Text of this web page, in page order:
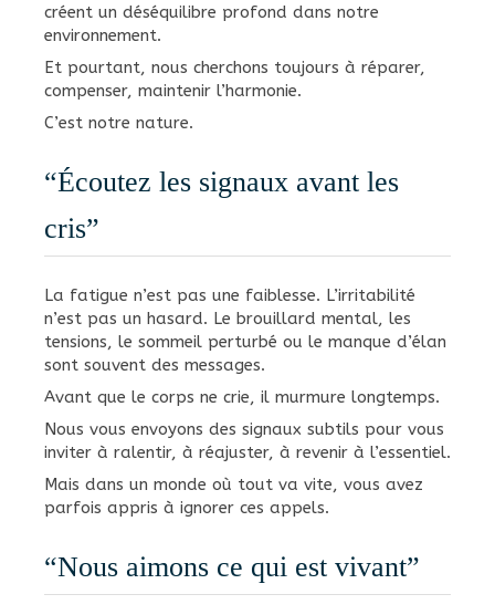
créent un déséquilibre profond dans notre
environnement.
Et pourtant, nous cherchons toujours à réparer,
compenser, maintenir l’harmonie.
C’est notre nature.
“Écoutez les signaux avant les
cris”
La fatigue n’est pas une faiblesse. L’irritabilité
n’est pas un hasard. Le brouillard mental, les
tensions, le sommeil perturbé ou le manque d’élan
sont souvent des messages.
Avant que le corps ne crie, il murmure longtemps.
Nous vous envoyons des signaux subtils pour vous
inviter à ralentir, à réajuster, à revenir à l’essentiel.
Mais dans un monde où tout va vite, vous avez
parfois appris à ignorer ces appels.
“Nous aimons ce qui est vivant”